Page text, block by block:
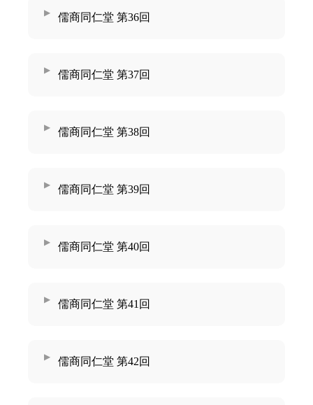
儒商同仁堂 第36回
儒商同仁堂 第37回
儒商同仁堂 第38回
儒商同仁堂 第39回
儒商同仁堂 第40回
儒商同仁堂 第41回
儒商同仁堂 第42回